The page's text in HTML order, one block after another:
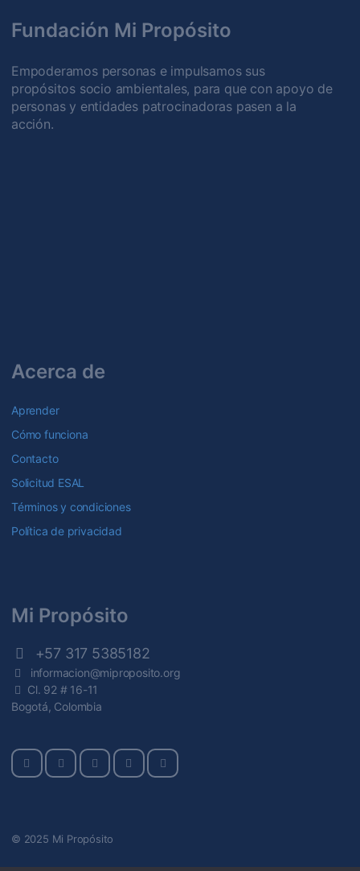
Fundación Mi Propósito
Empoderamos personas e impulsamos sus
propósitos socio ambientales, para que con apoyo de
personas y entidades patrocinadoras pasen a la
acción.
Acerca de
Aprender
Cómo funciona
Contacto
Solicitud ESAL
Términos y condiciones
Política de privacidad
Mi Propósito
+57 317 5385182
informacion@miproposito.org
Cl. 92 # 16-11
Bogotá, Colombia
© 2025 Mi Propósito